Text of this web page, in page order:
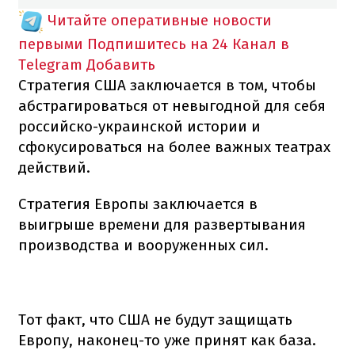
Читайте оперативные новости
первыми Подпишитесь на 24 Канал в
Telegram Добавить
Стратегия США заключается в том, чтобы
абстрагироваться от невыгодной для себя
российско-украинской истории и
сфокусироваться на более важных театрах
действий.
Стратегия Европы заключается в
выигрыше времени для развертывания
производства и вооруженных сил.
Тот факт, что США не будут защищать
Европу, наконец-то уже принят как база.